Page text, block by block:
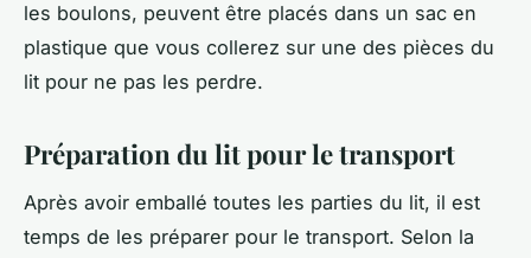
les boulons, peuvent être placés dans un sac en
plastique que vous collerez sur une des pièces du
lit pour ne pas les perdre.
Préparation du lit pour le transport
Après avoir emballé toutes les parties du lit, il est
temps de les préparer pour le transport. Selon la